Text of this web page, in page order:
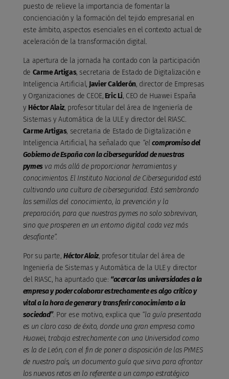
puesto de relieve la importancia de fomentar la
concienciación y la formación del tejido empresarial en
este ámbito, aspectos esenciales en el contexto actual de
aceleración de la transformación digital.
La apertura de la jornada ha contado con la participación
de Carme Artigas, secretaria de Estado de Digitalización e
Inteligencia Artificial, Javier Calderón, director de Empresas
y Organizaciones de CEOE, Eric Li, CEO de Huawei España
y Héctor Alaiz, profesor titular del área de Ingeniería de
Sistemas y Automática de la ULE y director del RIASC.
Carme Artigas, secretaria de Estado de Digitalización e
Inteligencia Artificial, ha señalado que “el compromiso del
Gobierno de España con la ciberseguridad de nuestras
pymes va más allá de proporcionar herramientas y
conocimientos. El Instituto Nacional de Ciberseguridad está
cultivando una cultura de ciberseguridad. Está sembrando
las semillas del conocimiento, la prevención y la
preparación, para que nuestras pymes no solo sobrevivan,
sino que prosperen en un entorno digital cada vez más
desafiante”.
Por su parte, Héctor Alaiz, profesor titular del área de
Ingeniería de Sistemas y Automática de la ULE y director
del RIASC, ha apuntado que: “acercar las universidades a la
empresa y poder colaborar estrechamente es algo crítico y
vital a la hora de generar y transferir conocimiento a la
sociedad”. Por ese motivo, explica que “la guía presentada
es un claro caso de éxito, donde una gran empresa como
Huawei, trabaja estrechamente con una Universidad como
es la de León, con el fin de poner a disposición de las PYMES
de nuestro país, un documento guía que sirva para afrontar
los nuevos retos en lo referente a un campo estratégico